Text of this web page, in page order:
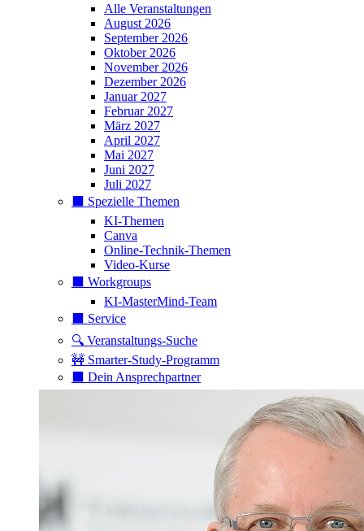
Alle Veranstaltungen
August 2026
September 2026
Oktober 2026
November 2026
Dezember 2026
Januar 2027
Februar 2027
März 2027
April 2027
Mai 2027
Juni 2027
Juli 2027
⬛️ Spezielle Themen
KI-Themen
Canva
Online-Technik-Themen
Video-Kurse
⬛️ Workgroups
KI-MasterMind-Team
⬛️ Service
🔍 Veranstaltungs-Suche
🚧 Smarter-Study-Programm
⬛️ Dein Ansprechpartner